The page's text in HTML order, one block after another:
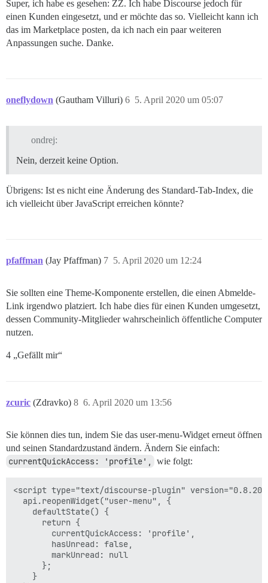
Super, ich habe es gesehen: ZZ. Ich habe Discourse jedoch für
einen Kunden eingesetzt, und er möchte das so. Vielleicht kann ich
das im Marketplace posten, da ich nach ein paar weiteren
Anpassungen suche. Danke.
oneflydown (Gautham Villuri) 5. April 2020 um 05:07
6
ondrej:
Nein, derzeit keine Option.
Übrigens: Ist es nicht eine Änderung des Standard-Tab-Index, die
ich vielleicht über JavaScript erreichen könnte?
pfaffman (Jay Pfaffman) 5. April 2020 um 12:24
7
Sie sollten eine Theme-Komponente erstellen, die einen Abmelde-
Link irgendwo platziert. Ich habe dies für einen Kunden umgesetzt,
dessen Community-Mitglieder wahrscheinlich öffentliche Computer
nutzen.
4 „Gefällt mir“
zcuric (Zdravko) 6. April 2020 um 13:56
8
Sie können dies tun, indem Sie das user-menu-Widget erneut öffnen
und seinen Standardzustand ändern. Ändern Sie einfach:
currentQuickAccess: 'profile', wie folgt:
<script type="text/discourse-plugin"
  api.reopenWidget("user-menu", {
    defaultState() {
      return {
        currentQuickAccess: 'profile',
        hasUnread: false,
        markUnread: null
      };
    }